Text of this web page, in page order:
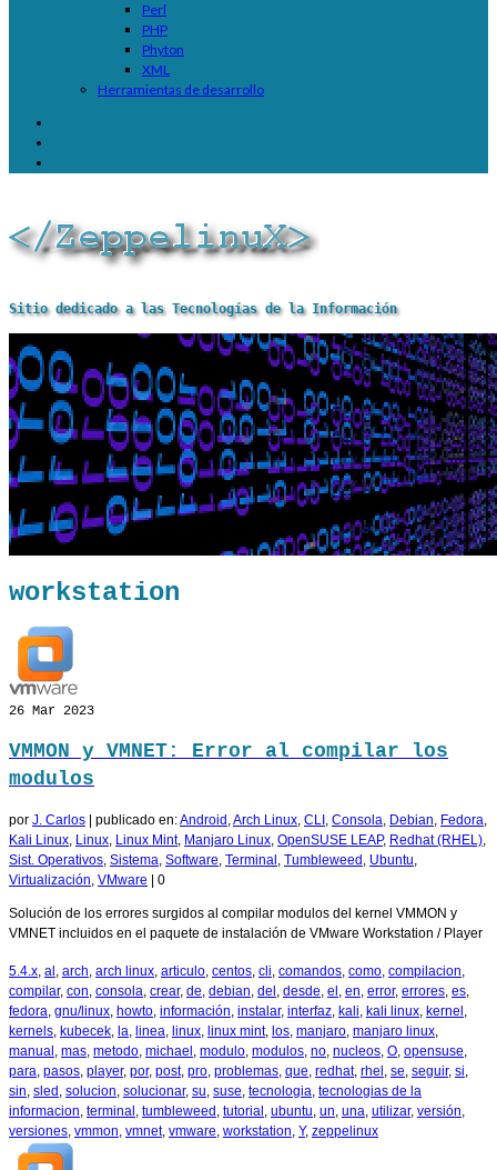
Perl
PHP
Phyton
XML
Herramientas de desarrollo
Sitio dedicado a las Tecnologías de la Información
workstation
26 Mar 2023
VMMON y VMNET: Error al compilar los
modulos
por J. Carlos publicado en:Android ,Arch Linux, CLI , Consola, Debian, Fedora,
Kali Linux, Linux, Linux Mint, Manjaro Linux, OpenSUSE LEAP, Redhat (RHEL),
Sist. Operativos, Sistema, Software, Terminal , Tumbleweed , Ubuntu,
Virtualización, VMware 0
Solución de los errores surgidos al compilar modulos del kernel VMMON y
VMNET incluidos en el paquete de instalación de VMware Workstation / Player
5.4.x, al , arch, arch linux, articulo, centos, cli, comandos, como, compilacion,
compilar, con, consola, crear, de, debian, del , desde, el , en, error, errores, es,
fedora, gnu/linux, howto, información, instalar, interfaz, kali, kali linux, kernel ,
kernels, kubecek, la, linea, linux, linux mint, los, manjaro, manjaro linux,
manual , mas, metodo, michael , modulo, modulos, no, nucleos, O, opensuse,
para, pasos, player, por, post, pro, problemas, que, redhat, rhel , se, seguir, si,
sin, sled , solucion, solucionar, su, suse, tecnologia, tecnologias de la
informacion, terminal , tumbleweed , tutorial , ubuntu, un, una, utilizar, versión,
versiones, vmmon, vmnet, vmware, workstation, Y, zeppelinux